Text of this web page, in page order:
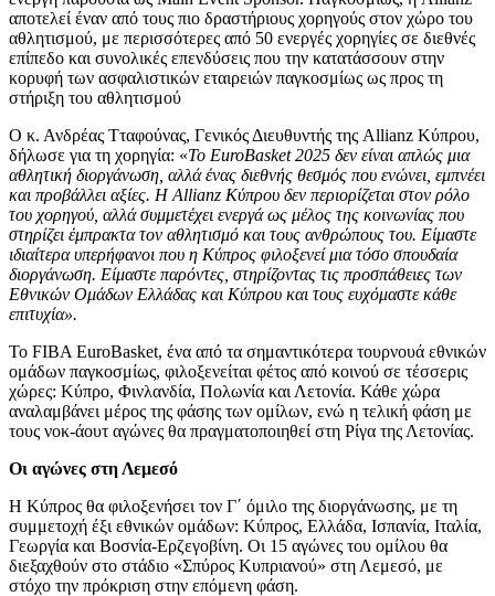
αποτελεί έναν από τους πιο δραστήριους χορηγούς στον χώρο του
αθλητισμού, με περισσότερες από 50 ενεργές χορηγίες σε διεθνές
επίπεδο και συνολικές επενδύσεις που την κατατάσσουν στην
κορυφή των ασφαλιστικών εταιρειών παγκοσμίως ως προς τη
στήριξη του αθλητισμού
Ο κ. Ανδρέας Τταφούνας, Γενικός Διευθυντής της Allianz Κύπρου,
δήλωσε για τη χορηγία: «Το EuroBasket 2025 δεν είναι απλώς μια
αθλητική διοργάνωση, αλλά ένας διεθνής θεσμός που ενώνει, εμπνέει
και προβάλλει αξίες. Η Allianz Κύπρου δεν περιορίζεται στον ρόλο
του χορηγού, αλλά συμμετέχει ενεργά ως μέλος της κοινωνίας που
στηρίζει έμπρακτα τον αθλητισμό και τους ανθρώπους του. Είμαστε
ιδιαίτερα υπερήφανοι που η Κύπρος φιλοξενεί μια τόσο σπουδαία
διοργάνωση. Είμαστε παρόντες, στηρίζοντας τις προσπάθειες των
Εθνικών Ομάδων Ελλάδας και Κύπρου και τους ευχόμαστε κάθε
επιτυχία».
Το FIBA EuroBasket, ένα από τα σημαντικότερα τουρνουά εθνικών
ομάδων παγκοσμίως, φιλοξενείται φέτος από κοινού σε τέσσερις
χώρες: Κύπρο, Φινλανδία, Πολωνία και Λετονία. Κάθε χώρα
αναλαμβάνει μέρος της φάσης των ομίλων, ενώ η τελική φάση με
τους νοκ-άουτ αγώνες θα πραγματοποιηθεί στη Ρίγα της Λετονίας.
Οι αγώνες στη Λεμεσό
Η Κύπρος θα φιλοξενήσει τον Γ΄ όμιλο της διοργάνωσης, με τη
συμμετοχή έξι εθνικών ομάδων: Κύπρος, Ελλάδα, Ισπανία, Ιταλία,
Γεωργία και Βοσνία-Ερζεγοβίνη. Οι 15 αγώνες του ομίλου θα
διεξαχθούν στο στάδιο «Σπύρος Κυπριανού» στη Λεμεσό, με
στόχο την πρόκριση στην επόμενη φάση.